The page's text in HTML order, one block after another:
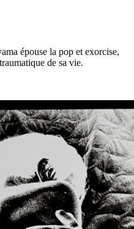
épouse la pop et exorcise,
de sa vie.